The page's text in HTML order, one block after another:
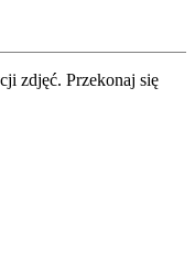
zdjęć. Przekonaj się